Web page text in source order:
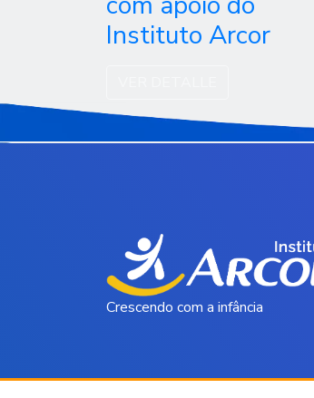
Instituto Arcor
Crescendo com a infância